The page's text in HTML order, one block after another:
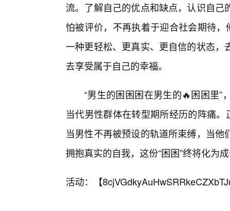
流。了解自己的优点和缺点，认识自
怕被评价，不再执着于迎合社会期待
一种更轻松、更真实、更自信的状态
去享受属于自己的幸福。
“男生的困困困在男生的🔥困困里
当代男性群体在转型期所经历的阵痛
当男性不再被预设的轨道所束缚，当
拥抱真实的自我，这份“困困”终将化为
活动：【